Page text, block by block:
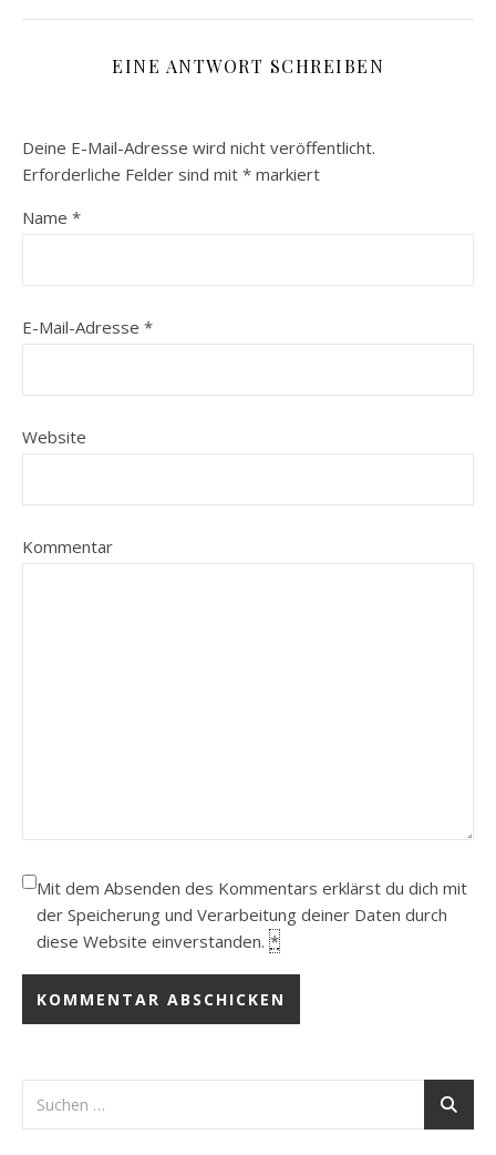
EINE ANTWORT SCHREIBEN
Deine E-Mail-Adresse wird nicht veröffentlicht.
Erforderliche Felder sind mit * markiert
Name *
E-Mail-Adresse *
Website
Kommentar
Mit dem Absenden des Kommentars erklärst du dich mit
der Speicherung und Verarbeitung deiner Daten durch
diese Website einverstanden. *